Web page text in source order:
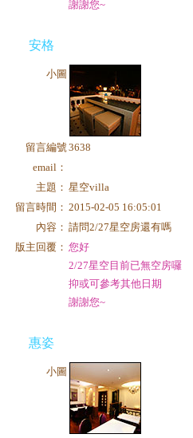
謝謝您~
安格
小圖
留言編號3638
email：
主題： 星空villa
留言時間： 2015-02-05 16:05:01
內容： 請問2/27星空房還有嗎
版主回覆： 您好
2/27星空目前已無空房囉
抑或可參考其他日期
謝謝您~
惠姿
小圖